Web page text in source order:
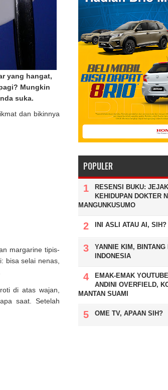
yang hangat,
Mungkin
suka.
dan bikinnya
margarine tipis-
bisa selai nenas,
di atas wajan,
saat. Setelah
POPULER
RESENSI BUKU:
KEHIDUPAN DOKTER
MANGUNKUSUMO
INI ASLI ATAU AI, SIH?
YANNIE KIM, BINTANG
INDONESIA
EMAK-EMAK
ANDINI OVERFIELD,
MANTAN SUAMI
OME TV, APAAN SIH?